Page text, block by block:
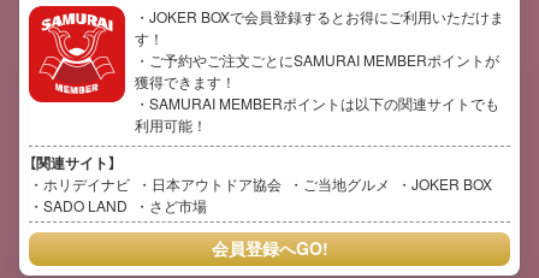
・JOKER BOXで会員登録するとお得にご利用いただけま
す！
・ご予約やご注文ごとにSAMURAI MEMBERポイントが
獲得できます！
・SAMURAI MEMBERポイントは以下の関連サイトでも
利用可能！
【関連サイト】
ホリデイナビ 日本アウトドア協会 ご当地グルメ
JOKER BOX
SADO LAND
さど市場
会員登録へGO!